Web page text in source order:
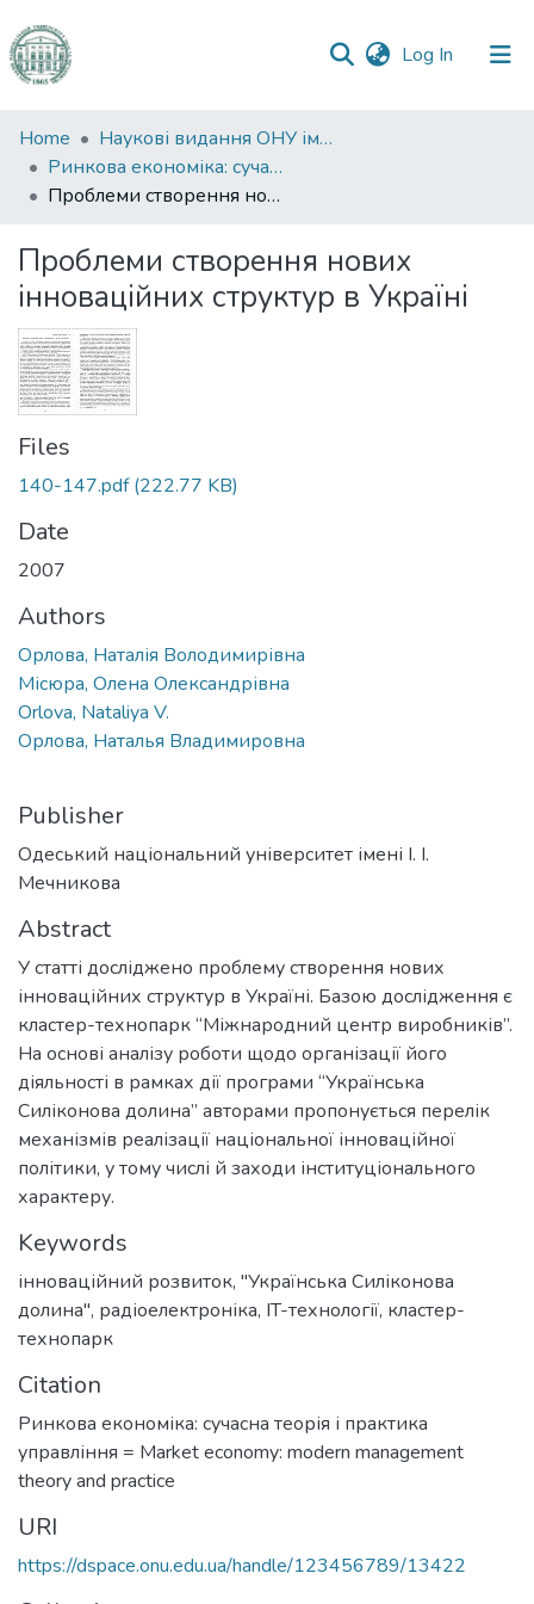
Log In (current)
Communities
&
Collections
Statistics
Home
Наукові видання ОНУ імені І. І. Мечникова
Ринкова економіка: сучасна теорія і практика управління
Проблеми створення нових інноваційних структур в Україні
Проблеми створення нових
інноваційних структур в Україні
Files
140-147.pdf(222.77 KB)
Date
2007
Authors
Орлова, Наталія Володимирівна
Місюра, Олена Олександрівна
Orlova, Nataliya V.
Орлова, Наталья Владимировна
Publisher
Одеський національний університет імені І. І.
Мечникова
Abstract
У статті досліджено проблему створення нових
інноваційних структур в Україні. Базою дослідження є
кластер-технопарк “Міжнародний центр виробників”.
На основі аналізу роботи щодо організації його
діяльності в рамках дії програми “Українська
Силіконова долина” авторами пропонується перелік
механізмів реалізації національної інноваційної
політики, у тому числі й заходи інституціонального
характеру.
Keywords
інноваційний розвиток, "Українська Силіконова
долина", радіоелектроніка, IT-технології, кластер-
технопарк
Citation
Ринкова економіка: сучасна теорія і практика
управління = Market economy: modern management
theory and practice
URI
https://dspace.onu.edu.ua/handle/123456789/13422